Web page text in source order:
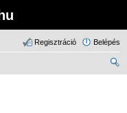
Belépés
Regisztráció